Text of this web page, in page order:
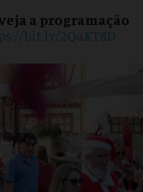
a programação
bit.ly/2QaKT8D